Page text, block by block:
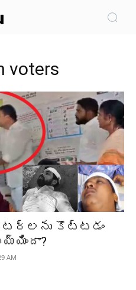
voters
ఓటర్లను కొట్టడం
AM